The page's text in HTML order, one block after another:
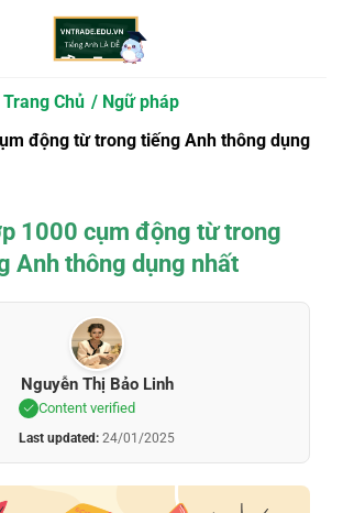
Trang Chủ
Ngữ pháp
động từ trong tiếng Anh thông dụng
1000 cụm động từ trong
Anh thông dụng nhất
Nguyễn Thị Bảo Linh
Content verified
Last updated: 24/01/2025